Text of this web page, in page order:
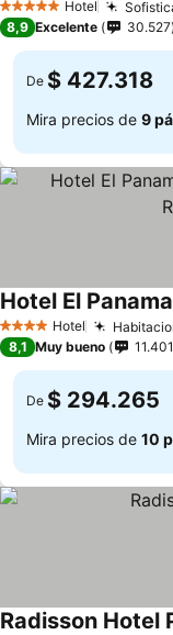
5 Estrellas Hotel
8,9 Excelente 30.527
De $ 427.318
Mira precios de 9
4 EstrellasHotel
8,1 Muy bueno 11.401
De $ 294.265
Mira precios de 10
Radisson Hotel